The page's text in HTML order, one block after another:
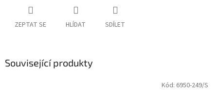
ZEPTAT SE HLÍDAT SDÍLET
Související produkty
Kód: 6950-249/S